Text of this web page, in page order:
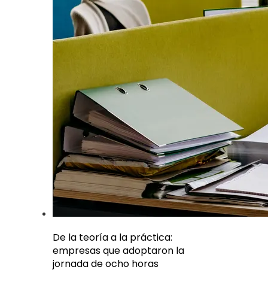
De la teoría a la práctica:
empresas que adoptaron la
jornada de ocho horas